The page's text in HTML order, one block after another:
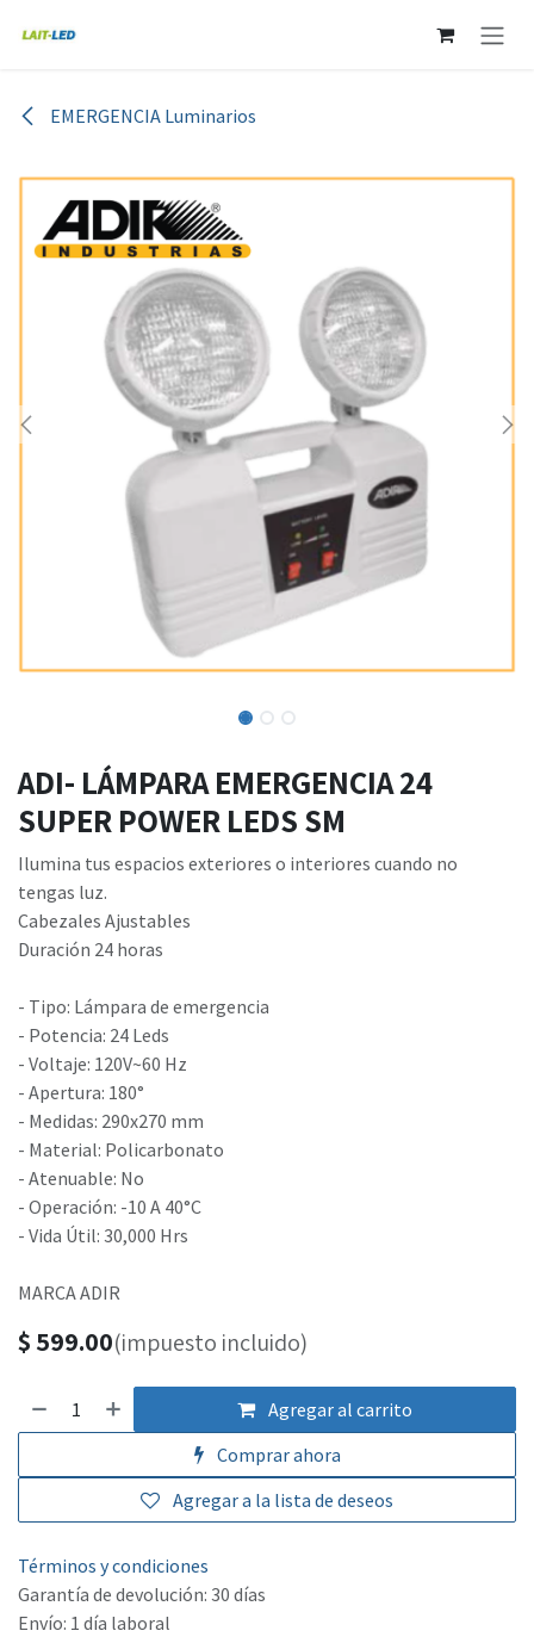
EMERGENCIA Luminarios
ADI- LÁMPARA EMERGENCIA 24
SUPER POWER LEDS SM
Ilumina tus espacios exteriores o interiores cuando no
tengas luz.
Cabezales Ajustables
Duración 24 horas
- Tipo: Lámpara de emergencia
- Potencia: 24 Leds
- Voltaje: 120V~60 Hz
- Apertura: 180°
- Medidas: 290x270 mm
- Material: Policarbonato
- Atenuable: No
- Operación: -10 A 40°C
- Vida Útil: 30,000 Hrs
MARCA ADIR
$ 599.00(impuesto incluido)
Agregar al carrito
Comprar ahora
Agregar a la lista de deseos
Términos y condiciones
Garantía de devolución: 30 días
Envío: 1 día laboral